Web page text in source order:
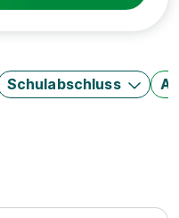
Schulabschluss